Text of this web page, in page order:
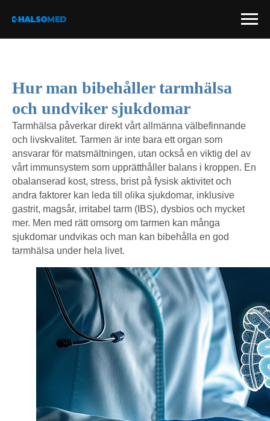
Hur man bibehåller tarmhälsa
och undviker sjukdomar
Tarmhälsa påverkar direkt vårt allmänna välbefinnande
och livskvalitet. Tarmen är inte bara ett organ som
ansvarar för matsmältningen, utan också en viktig del av
vårt immunsystem som upprätthåller balans i kroppen. En
obalanserad kost, stress, brist på fysisk aktivitet och
andra faktorer kan leda till olika sjukdomar, inklusive
gastrit, magsår, irritabel tarm (IBS), dysbios och mycket
mer. Men med rätt omsorg om tarmen kan många
sjukdomar undvikas och man kan bibehålla en god
tarmhälsa under hela livet.